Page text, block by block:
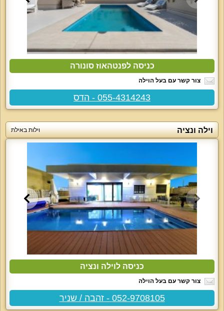
כניסה לפנטהאוז סונורה
צור קשר עם בעל הוילה
055-4314243 - הדס
וילה ונציה וילות באילת
כניסה לוילה ונציה
צור קשר עם בעל הוילה
052-9708105 - זהבה / שניר